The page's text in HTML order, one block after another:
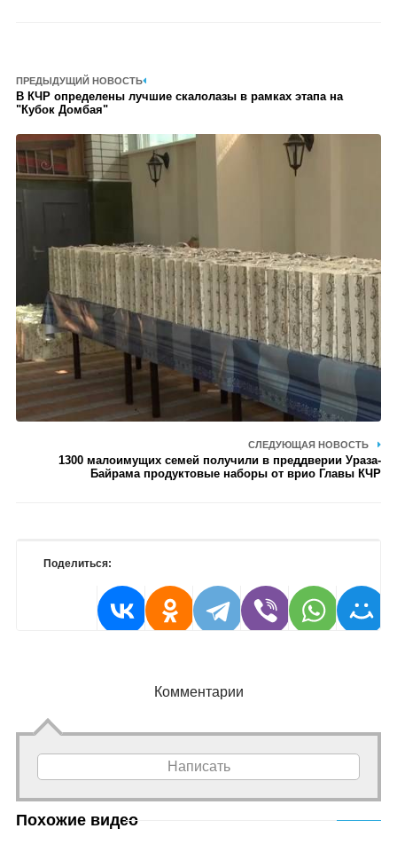
ПРЕДЫДУЩИЙ НОВОСТЬ
В КЧР определены лучшие скалолазы в рамках этапа на
"Кубок Домбая"
СЛЕДУЮЩАЯ НОВОСТЬ
1300 малоимущих семей получили в преддверии Ураза-
Байрама продуктовые наборы от врио Главы КЧР
Поделиться:
Комментарии
Написать
Похожие видео